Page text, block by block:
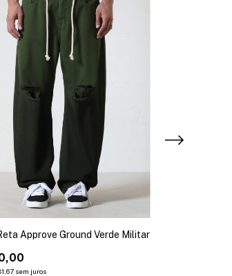
Approve Ground Verde Militar
sem juros